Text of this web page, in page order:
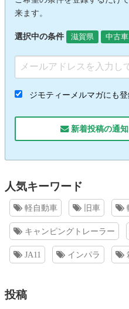
来ます。
選択中の条件 滋賀県 中古車
ジモティーメルマガにも
新着投稿の通
人気キーワード
軽自動車 旧車
キャンピングトレーラー
JA11 インパラ
投稿